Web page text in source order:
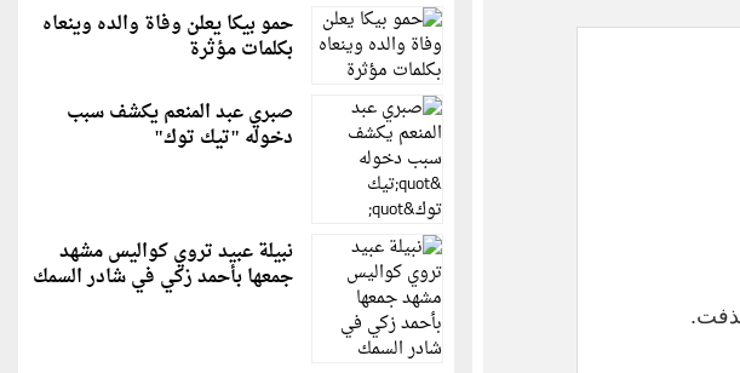
حمو بيكا يعلن وفاة والده وينعاه
بكلمات مؤثرة
صبري عبد المنعم يكشف سبب
دخوله "تيك توك"
نبيلة عبيد تروي كواليس مشهد
جمعها بأحمد زكي في شادر السمك